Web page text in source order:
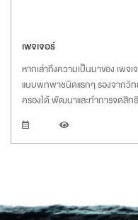
เพจเจอร์
หากเล่าถึงความเป็นมาของ เพ
แบบพกพาชนิดแรกๆ รองจากวิท
ครองได้ พัฒนาและทำการจดสิท